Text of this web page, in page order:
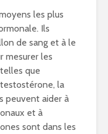
les plus
Ils
de sang et à le
mesurer les
que
la
peuvent aider à
et à
sont dans les